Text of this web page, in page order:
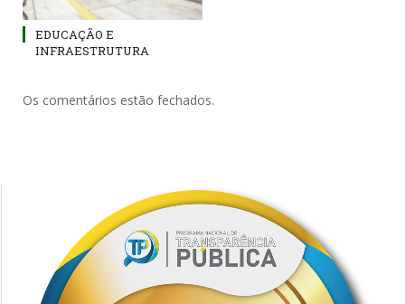
EDUCAÇÃO E
INFRAESTRUTURA
Os comentários estão fechados.